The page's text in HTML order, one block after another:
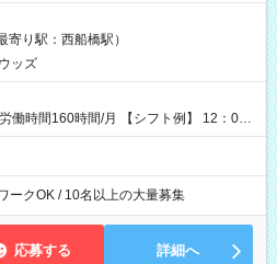
り駅：西船橋駅）
ッズ
間/月 【シフト例】 12：00
ークOK / 10名以上の大量募集
応募する 詳細へ